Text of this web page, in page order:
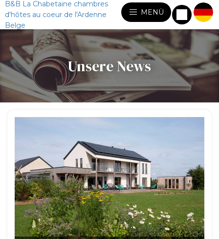
B&B La Chabetaine chambres
d'hôtes au coeur de l'Ardenne
Belge
MENÜ
Unsere News